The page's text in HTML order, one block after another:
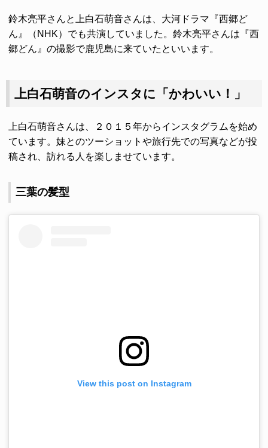
鈴木亮平さんと上白石萌音さんは、大河ドラマ『西郷ど
ん』（NHK）でも共演していました。鈴木亮平さんは『西
郷どん』の撮影で鹿児島に来ていたといいます。
上白石萌音のインスタに「かわいい！」
上白石萌音さんは、２０１５年からインスタグラムを始め
ています。妹とのツーショットや旅行先での写真などが投
稿され、訪れる人を楽しませています。
三葉の髪型
View this post on Instagram